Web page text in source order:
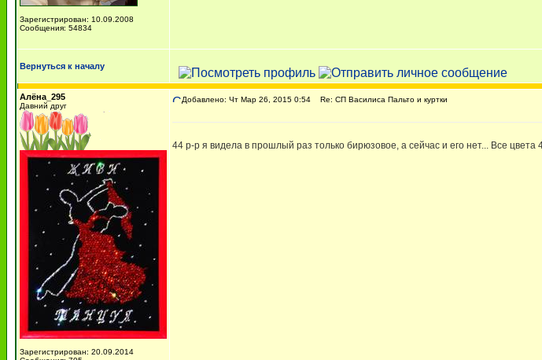
Зарегистрирован: 10.09.2008
Сообщения: 54834
Вернуться к началу
Алёна_295
Давний друг
Зарегистрирован: 20.09.2014
Добавлено: Чт Мар 26, 2015 0:54 Re: СП Василиса Пальто и куртки
44 р-р я видела в прошлый раз только бирюзовое, а сейчас и его нет... Все